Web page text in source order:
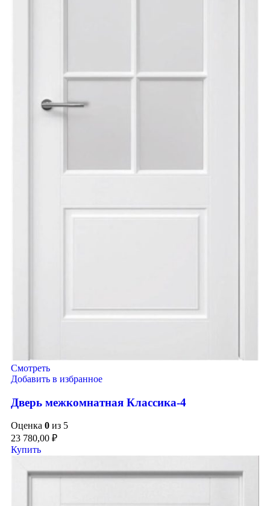
Смотреть
Добавить в избранное
Дверь межкомнатная Классика-4
Оценка 0 из 5
23 780,00 ₽
Купить